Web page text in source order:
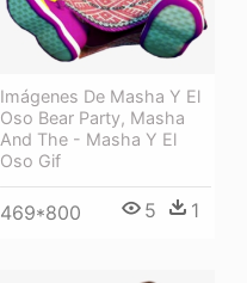
Imágenes De Masha Y El
Oso Bear Party, Masha
And The - Masha Y El
Oso Gif
469*800 5 1